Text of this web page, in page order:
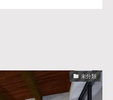
未分類